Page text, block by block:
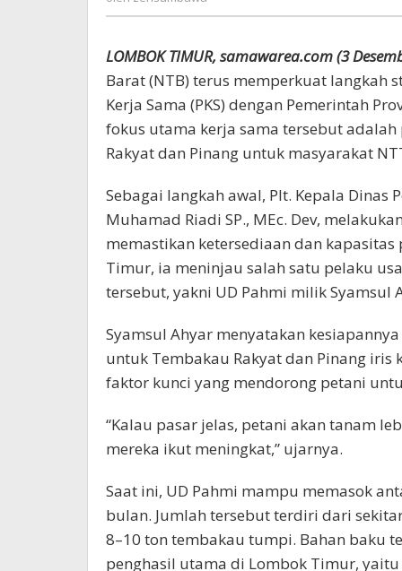
Pinang
LOMBOK TIMUR, samawarea.com (3
Barat (NTB) terus memperkuat langkah
Kerja Sama (PKS) dengan Pemerintah
fokus utama kerja sama tersebut
Rakyat dan Pinang untuk masyarakat
Sebagai langkah awal, Plt. Kepala Dinas
Muhamad Riadi SP., MEc. Dev,
memastikan ketersediaan dan
Timur, ia meninjau salah satu pelaku
tersebut, yakni UD Pahmi milik Syamsul
Syamsul Ahyar menyatakan
untuk Tembakau Rakyat dan Pinang iris
faktor kunci yang mendorong petani
“Kalau pasar jelas, petani akan tanam
mereka ikut meningkat,” ujarnya.
Saat ini, UD Pahmi mampu memasok
bulan. Jumlah tersebut terdiri dari
8–10 ton tembakau tumpi. Bahan baku
penghasil utama di Lombok Timur,